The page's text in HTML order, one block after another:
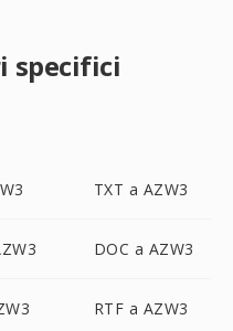
specifici
TXT a AZW3
DOC a AZW3
RTF a AZW3